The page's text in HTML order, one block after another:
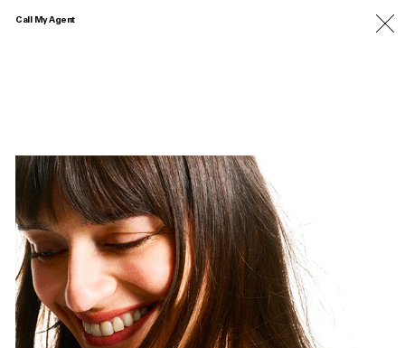
Call My Agent